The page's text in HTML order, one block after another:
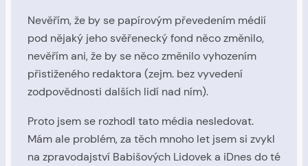
Nevěřím, že by se papírovým převedením médií
pod nějaký jeho svěřenecký fond něco změnilo,
nevěřím ani, že by se něco změnilo vyhozením
přistiženého redaktora (zejm. bez vyvedení
zodpovědnosti dalších lidí nad ním).
Proto jsem se rozhodl tato média nesledovat.
Mám ale problém, za těch mnoho let jsem si zvykl
na zpravodajství Babišových Lidovek a iDnes do té